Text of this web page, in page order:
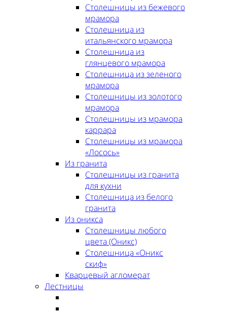
Столешницы из бежевого
мрамора
Столешница из
итальянского мрамора
Столешница из
глянцевого мрамора
Столешница из зеленого
мрамора
Столешницы из золотого
мрамора
Столешницы из мрамора
каррара
Столешницы из мрамора
«Лосось»
Из гранита
Столешницы из гранита
для кухни
Столешница из белого
гранита
Из оникса
Столешницы любого
цвета (Оникс)
Столешница «Оникс
скиф»
Кварцевый агломерат
Лестницы